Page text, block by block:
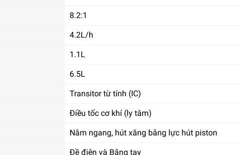
8.2:1
4.2L/h
1.1L
6.5L
Transitor từ tính (IC)
Điều tốc cơ khí (ly tâm)
Nằm ngang, hút xăng bằng lực hút piston
Đề điện và Bằng tay